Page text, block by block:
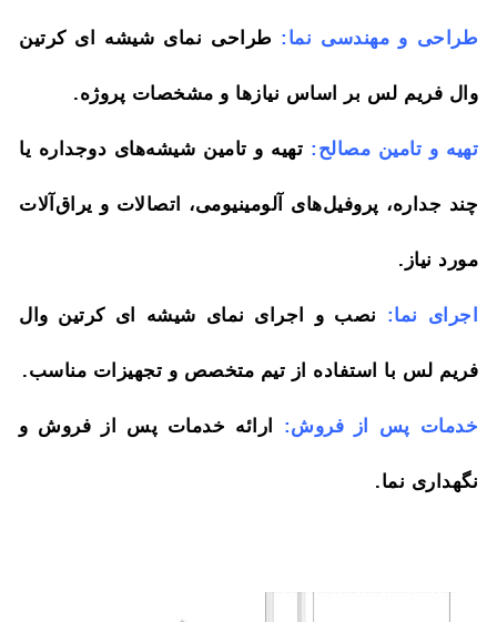
طراحی و مهندسی نما: طراحی نمای شیشه ای کرتین
وال فریم لس بر اساس نیازها و مشخصات پروژه.
تهیه و تامین مصالح: تهیه و تامین شیشه‌های دوجداره یا
چند جداره، پروفیل‌های آلومینیومی، اتصالات و یراق‌آلات
مورد نیاز.
اجرای نما: نصب و اجرای نمای شیشه ای کرتین وال
فریم لس با استفاده از تیم متخصص و تجهیزات مناسب.
خدمات پس از فروش: ارائه خدمات پس از فروش و
نگهداری نما.